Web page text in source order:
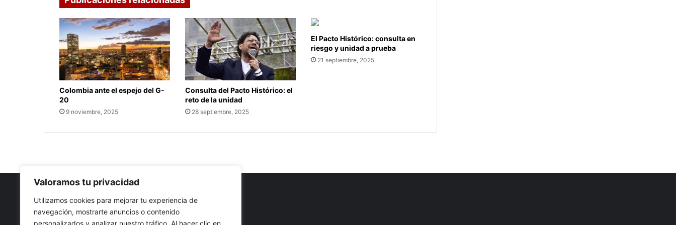
Valoramos tu privacidad
Utilizamos cookies para mejorar tu experiencia de
navegación, mostrarte anuncios o contenido
personalizados y analizar nuestro tráfico. Al hacer clic en
Colombia ante el espejo del G-
20
9 noviembre, 2025
Consulta del Pacto Histórico: el
reto de la unidad
28 septiembre, 2025
El Pacto Histórico: consulta en
riesgo y unidad a prueba
21 septiembre, 2025
Nuestro propósito: Compartir opinión, actualidad y noticias